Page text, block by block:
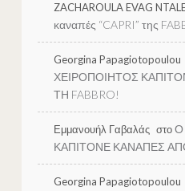
ZACHAROULA EVAG
καναπές “CAPRI” της
Georgina Papagiotopoulou
ΧΕΙΡΟΠΟΙΗΤΟΣ
ΤΗ FABBRO!
Εμμανουήλ Γαβαλάς στοΟ
ΚΑΠΙΤΟΝΕ ΚΑΝΑΠΕΣ
Georgina Papagiotopoulou